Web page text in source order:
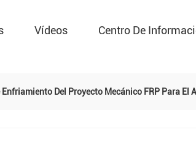
Vídeos Centro De
Enfriamiento Del Proyecto Mecánico FRP Para El